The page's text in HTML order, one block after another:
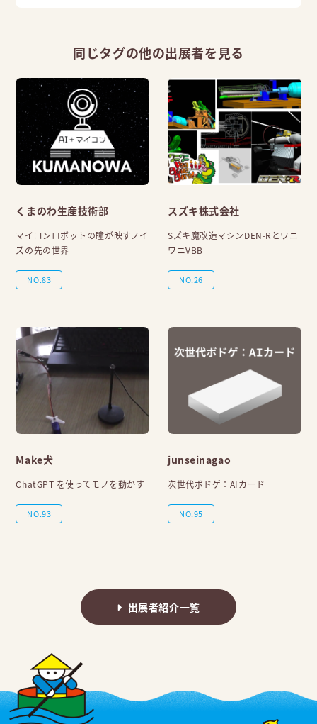
同じタグの他の出展者を見る
くまのわ生産技術部
マイコンロボットの瞳が映すノイ
ズの先の世界
NO.83
スズキ株式会社
Sズキ魔改造マシンDEN-Rとワニ
ワニVBB
NO.26
Make犬
ChatGPT を使ってモノを動かす
NO.93
junseinagao
次世代ボドゲ：AIカード
NO.95
出展者紹介一覧